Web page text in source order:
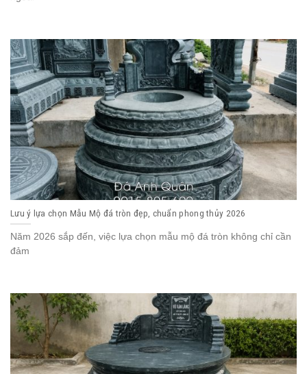
Lưu ý lựa chọn Mẫu Mộ đá tròn đẹp, chuẩn phong thủy 2026
Năm 2026 sắp đến, việc lựa chọn mẫu mộ đá tròn không chỉ cần
đảm